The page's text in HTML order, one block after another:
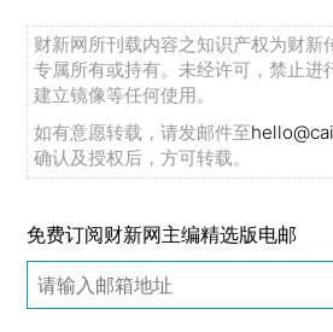
财新网所刊载内容之知识产权为财新
专属所有或持有。未经许可，禁止进
建立镜像等任何使用。
如有意愿转载，请发邮件至
确认及授权后，方可转载。
免费订阅财新网主编精选版电邮